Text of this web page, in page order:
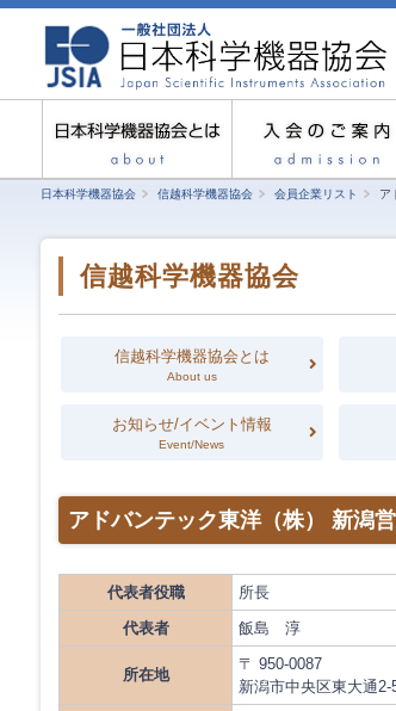
日本科学機器協会 信越科学機器協会 会員企業リスト ア
信越科学機器協会
信越科学機器協会とは
About us
お知らせ/イベント情報
Event/News
アドバンテック東洋（株） 新潟
代表者役職
所長
代表者
飯島 淳
所在地
〒 950-0087
新潟市中央区東大通